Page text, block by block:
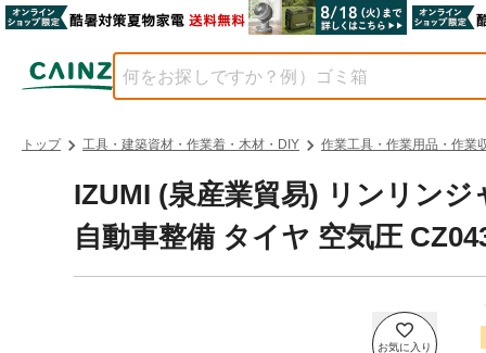
トップ 工具・建築資材・作業着・木材・DIY 作業工具・作業用品・作業
IZUMI (泉産業貿易) リンリン
自動車整備 タイヤ 空気圧